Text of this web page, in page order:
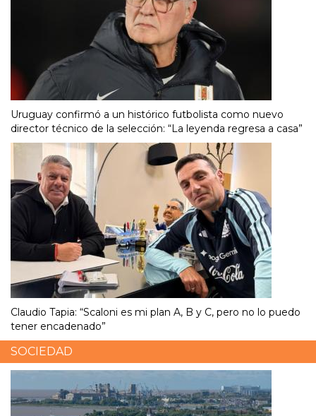
Uruguay confirmó a un histórico futbolista como nuevo
director técnico de la selección: “La leyenda regresa a casa”
Claudio Tapia: “Scaloni es mi plan A, B y C, pero no lo puedo
tener encadenado”
SOCIEDAD